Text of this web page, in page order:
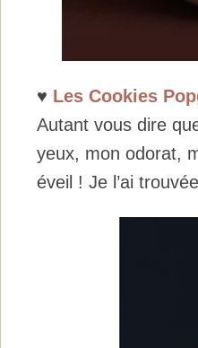
♥ Les Cookies
Autant vous dire
yeux, mon odorat,
éveil ! Je l’ai